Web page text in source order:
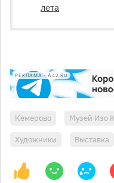
лета
РЕКЛАМА • A42.RU
Кемерово Музей Изо
Художники Выставка